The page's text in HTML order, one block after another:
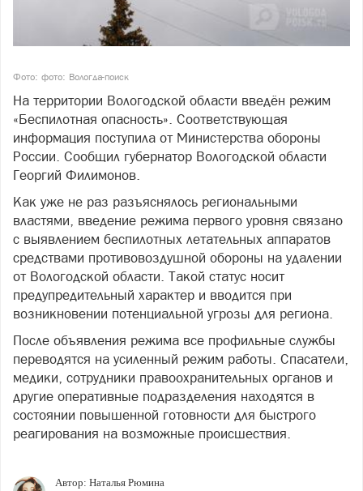
Фото: фото: Вологда-поиск
На территории Вологодской области введён режим
«Беспилотная опасность». Соответствующая
информация поступила от Министерства обороны
России. Сообщил губернатор Вологодской области
Георгий Филимонов.
Как уже не раз разъяснялось региональными
властями, введение режима первого уровня связано
с выявлением беспилотных летательных аппаратов
средствами противовоздушной обороны на удалении
от Вологодской области. Такой статус носит
предупредительный характер и вводится при
возникновении потенциальной угрозы для региона.
После объявления режима все профильные службы
переводятся на усиленный режим работы. Спасатели,
медики, сотрудники правоохранительных органов и
другие оперативные подразделения находятся в
состоянии повышенной готовности для быстрого
реагирования на возможные происшествия.
Автор: Наталья Рюмина